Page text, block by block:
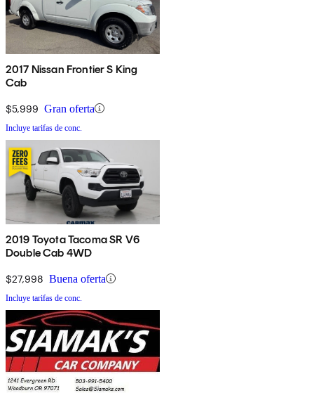
2017 Nissan Frontier S King
Cab
$5,999 Gran oferta
Incluye tarifas de conc.
2019 Toyota Tacoma SR V6
Double Cab 4WD
$27,998 Buena oferta
Incluye tarifas de conc.